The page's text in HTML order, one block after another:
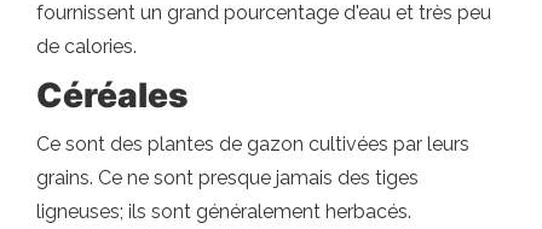
fournissent un grand pourcentage d'eau et très peu
de calories.
Céréales
Ce sont des plantes de gazon cultivées par leurs
grains. Ce ne sont presque jamais des tiges
ligneuses; ils sont généralement herbacés.